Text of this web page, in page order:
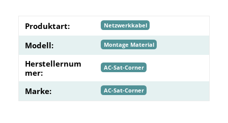
Produktart: Netzwerkkabel
Modell: Montage Material
Herstellernum
mer:
AC-Sat-Corner
Marke: AC-Sat-Corner